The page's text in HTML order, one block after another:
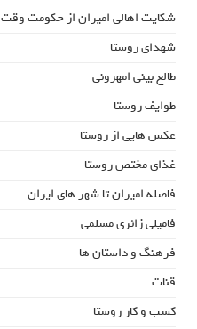
شکایت اهالی امیران از حکومت وقت
شهدای روستا
طالع بینی امهرونی
طوایف روستا
عکس هایی از روستا
غذای مختص روستا
فاصله امیران تا شهر های ایران
فامیلی زائری مسلمی
فرهنگ و داستان ها
قنات
کسب و کار روستا